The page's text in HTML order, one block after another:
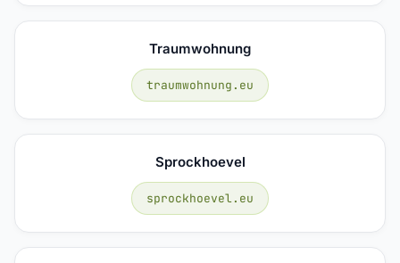
Traumwohnung
traumwohnung.eu
Sprockhoevel
sprockhoevel.eu